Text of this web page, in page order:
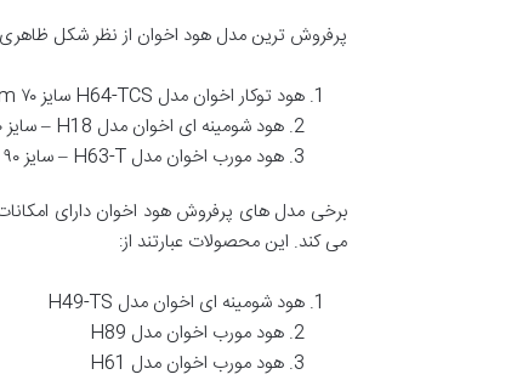
پرفروش ترین مدل هود اخوان از نظر شکل ظاهری
هود توکار اخوان مدل H64-TCS سایز ۷۰ cm
2. هود شومینه ای اخوان مدل H18 – سایز ۹۰ cm
3. هود مورب اخوان مدل H63-T – سایز ۹۰ cm
برخی مدل های پرفروش هود اخوان دارای
می کند. این محصولات عبارتند از:
هود شومینه ای اخوان مدل H49-TS
2. هود مورب اخوان مدل H89
3. هود مورب اخوان مدل H61